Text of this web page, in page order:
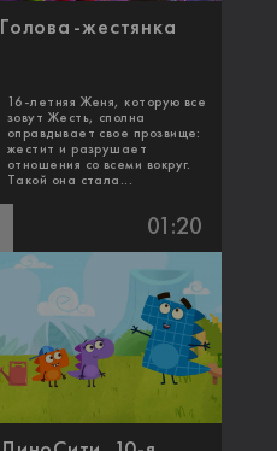
Голова-жестянка
16-летняя Женя, которую все
зовут Жесть, сполна
оправдывает свое прозвище:
жестит и разрушает
отношения со всеми вокруг.
Такой она стала...
01:20